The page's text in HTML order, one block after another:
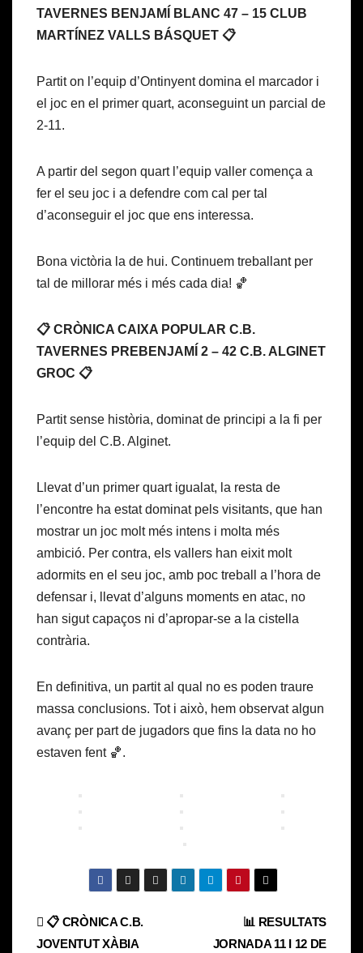
TAVERNES BENJAMÍ BLANC 47 – 15 CLUB
MARTÍNEZ VALLS BÁSQUET 📋
Partit on l’equip d’Ontinyent domina el marcador i
el joc en el primer quart, aconseguint un parcial de
2-11.
A partir del segon quart l’equip valler comença a
fer el seu joc i a defendre com cal per tal
d’aconseguir el joc que ens interessa.
Bona victòria la de hui. Continuem treballant per
tal de millorar més i més cada dia! 🏀
📋 CRÒNICA CAIXA POPULAR C.B.
TAVERNES PREBENJAMÍ 2 – 42 C.B. ALGINET
GROC 📋
Partit sense història, dominat de principi a la fi per
l’equip del C.B. Alginet.
Llevat d’un primer quart igualat, la resta de
l’encontre ha estat dominat pels visitants, que han
mostrar un joc molt més intens i molta més
ambició. Per contra, els vallers han eixit molt
adormits en el seu joc, amb poc treball a l’hora de
defensar i, llevat d’alguns moments en atac, no
han sigut capaços ni d’apropar-se a la cistella
contrària.
En definitiva, un partit al qual no es poden traure
massa conclusions. Tot i això, hem observat algun
avanç per part de jugadors que fins la data no ho
estaven fent 🏀.
Navegación
📊 RESULTATS
JORNADA 11 I 12 DE
📋 CRÒNICA C.B.
JOVENTUT XÀBIA